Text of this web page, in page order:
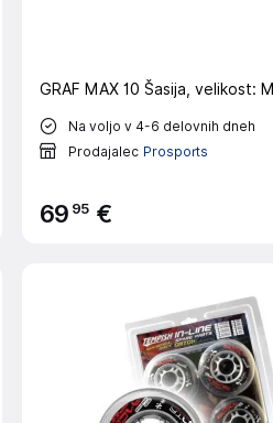
GRAF MAX 10 Šasija, velikost: M
Na voljo v 4-6 delovnih dneh
Prodajalec Prosports
69 95 €